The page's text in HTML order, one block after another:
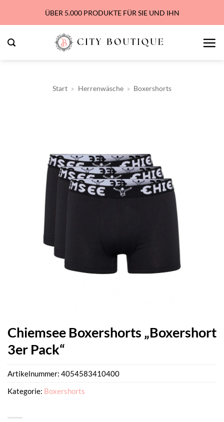
springen
ÜBER 5.000 PRODUKTE FÜR SIE UND IHN
Start » Herrenwäsche » Boxershorts
Chiemsee Boxershorts „Boxershort
3er Pack“
Artikelnummer: 4054583410400
Kategorie: Boxershorts